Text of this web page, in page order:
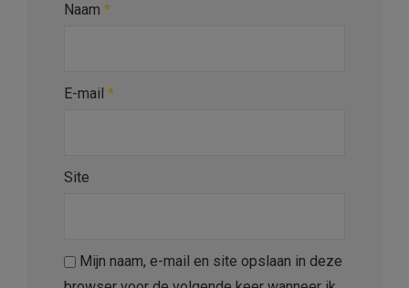
Naam *
E-mail *
Site
Mijn naam, e-mail en site opslaan in deze